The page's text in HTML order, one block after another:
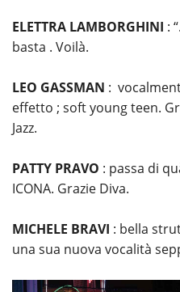
ELETTRA LAMBORGHINI :
basta . Voilà.
LEO GASSMAN :
effetto ; soft young teen.
Jazz.
PATTY PRAVO : passa di
ICONA. Grazie Diva.
MICHELE BRAVI : bella
una sua nuova vocalità